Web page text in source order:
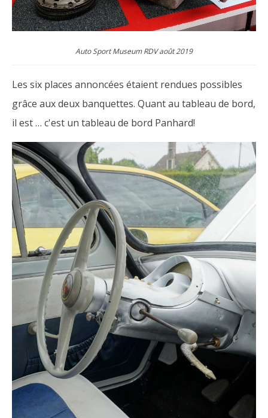
Auto Sport Museum RDV août 2019
Les six places annoncées étaient rendues possibles
grâce aux deux banquettes. Quant au tableau de bord,
il est … c'est un tableau de bord Panhard!